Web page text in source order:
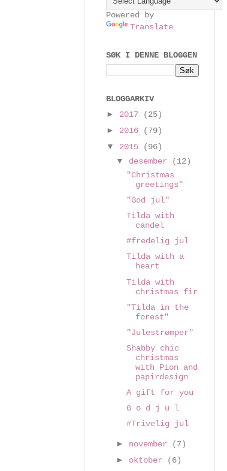
Powered by
Translate
SØK I DENNE BLOGGEN
BLOGGARKIV
► 2017
(25)
► 2016
(79)
▼ 2015
(96)
▼ desember
(12)
"Christmas
greetings"
"God jul"
Tilda with
candel
#fredelig jul
Tilda with a
heart
Tilda with
christmas fir
"Tilda in the
forest"
"Julestrømper"
Shabby chic
christmas
with Pion and
papirdesign
A gift for you
G o d j u l
#Trivelig jul
► november
(7)
► oktober
(6)